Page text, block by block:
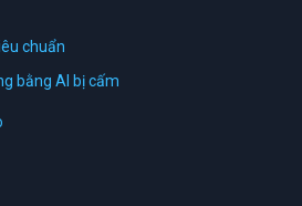
chuẩn
bằng AI bị cấm